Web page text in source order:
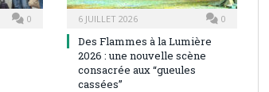
0 6 JUILLET 2026 0
Des Flammes à la Lumière
2026 : une nouvelle scène
consacrée aux “gueules
cassées”